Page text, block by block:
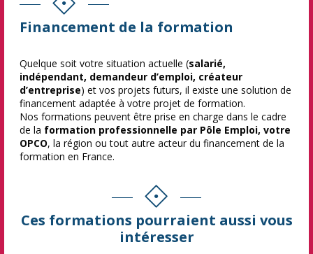
Financement de la formation
Quelque soit votre situation actuelle (salarié,
indépendant, demandeur d’emploi, créateur
d’entreprise) et vos projets futurs, il existe une solution de
financement adaptée à votre projet de formation.
Nos formations peuvent être prise en charge dans le cadre
de la formation professionnelle par Pôle Emploi, votre
OPCO, la région ou tout autre acteur du financement de la
formation en France.
Ces formations pourraient aussi vous
intéresser